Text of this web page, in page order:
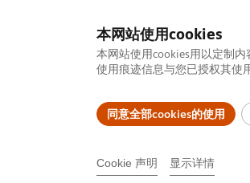
本网站使用cookies
本网站使用cookies用以定制
使用痕迹信息与您已授权其使
同意全部cookies的使用
Cookie 声明 显示详情